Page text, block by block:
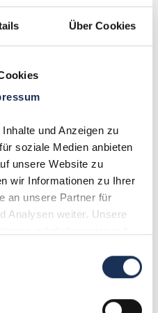
Über Cookies
und Anzeigen zu
soziale Medien anbieten
unsere Website zu
wir Informationen zu Ihrer
an unsere Partner für
Analysen weiter. Unsere
Ihrer Nutzung der Dienste
Währung ECU waren
gaben ECU-
Status haben die
"Euro-Münzen" waren
Sie hatten den
Notgeld oder zeitlich und